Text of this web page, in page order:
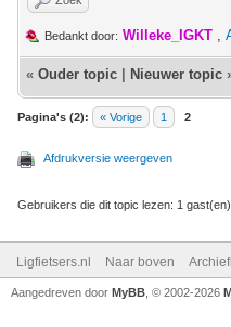
Bedankt door: Willeke_IGKT ,
« Ouder topic Nieuwer topic
Pagina's (2): « Vorige 1 2
Afdrukversie weergeven
Gebruikers die dit topic lezen: 1 gast(en)
Ligfietsers.nl Naar boven
Aangedreven door MyBB , © 2002-2026